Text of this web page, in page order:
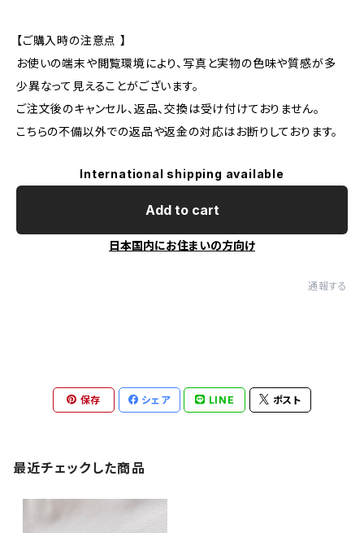
【ご購入時の注意点 】
お使いの端末や閲覧環境により、写真と実物の色味や質感が多
少異なって見えることがございます。
ご注文後のキャンセル、返品、交換は受け付けておりません。
こちらの不備以外での返品や返金の対応はお断りしております。
International shipping available
Add to cart
日本国内にお住まいの方向け
通報する
保存 シェア LINE ポスト
最近チェックした商品